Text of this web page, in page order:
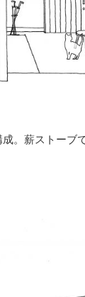
。薪ストーブ